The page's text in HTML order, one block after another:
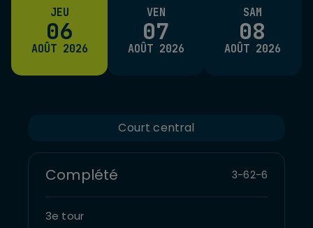
JEU
06
AOÛT 2026
VEN
07
AOÛT 2026
SAM
08
AOÛT 2026
Court central
Complété 3-62-6
3e tour